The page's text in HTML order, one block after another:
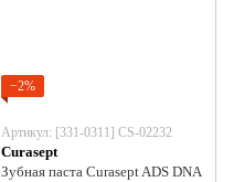
−2%
Артикул: [331-0311] CS-02232
Curasept
Зубная паста Curasept ADS DNA